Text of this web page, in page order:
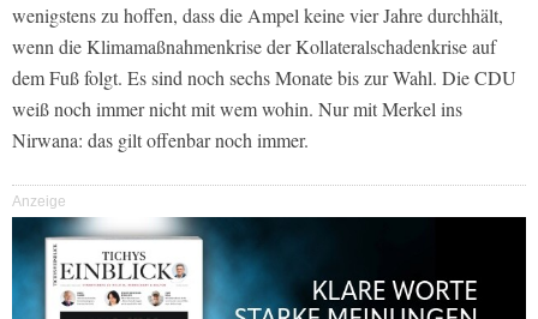
wenigstens zu hoffen, dass die Ampel keine vier Jahre durchhält,
wenn die Klimamaßnahmenkrise der Kollateralschadenkrise auf
dem Fuß folgt. Es sind noch sechs Monate bis zur Wahl. Die CDU
weiß noch immer nicht mit wem wohin. Nur mit Merkel ins
Nirwana: das gilt offenbar noch immer.
Anzeige